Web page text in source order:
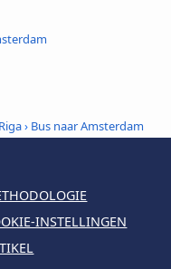
› Bus naar Amsterdam
INSTELLINGEN